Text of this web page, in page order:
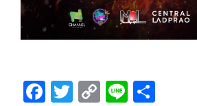
F T C Li